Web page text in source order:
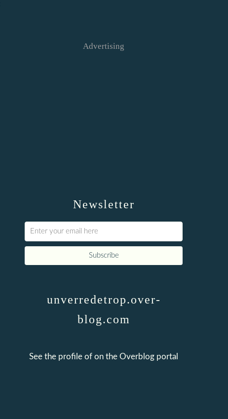
Newsletter
Advertising
unverredetrop.over-
blog.com
See the profile of on the Overblog portal